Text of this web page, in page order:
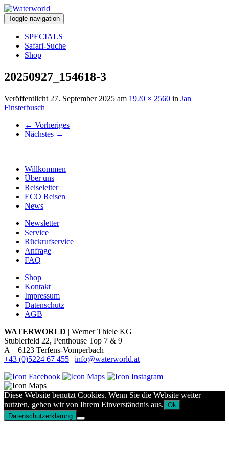
Toggle navigation
SPECIALS
Safari-Suche
Shop
20250927_154618-3
Veröffentlicht 27. September 2025 am 1920 × 2560 in Jan
Finsterbusch
← Vorheriges
Nächstes →
Willkommen
Über uns
Reiseleiter
ECO Reisen
News
Newsletter
Service
Rückrufservice
Anfrage
FAQ
Shop
Kontakt
Impressum
Datenschutz
AGB
WATERWORLD | Werner Thiele KG
Stublerfeld 22, Penthouse Top 7 & 9
A – 6123 Terfens-Vomperbach
+43 (0)5224 67 455 | info@waterworld.at
Diese Website benutzt Cookies. Wenn Sie die Website weiter
nutzten, gehen wir von Ihrem Einverständnis aus. Ok
Datenschutzerklärung